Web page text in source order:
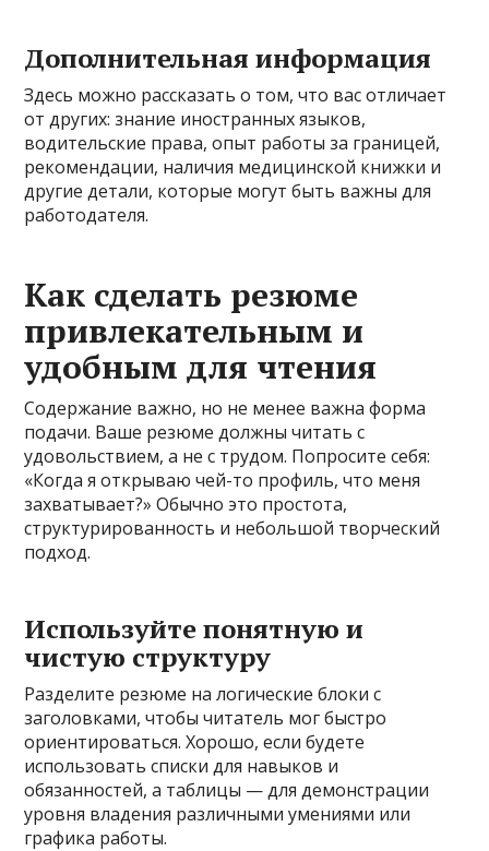
Дополнительная информация
Здесь можно рассказать о том, что вас отличает
от других: знание иностранных языков,
водительские права, опыт работы за границей,
рекомендации, наличия медицинской книжки и
другие детали, которые могут быть важны для
работодателя.
Как сделать резюме
привлекательным и
удобным для чтения
Содержание важно, но не менее важна форма
подачи. Ваше резюме должны читать с
удовольствием, а не с трудом. Попросите себя:
«Когда я открываю чей-то профиль, что меня
захватывает?» Обычно это простота,
структурированность и небольшой творческий
подход.
Используйте понятную и
чистую структуру
Разделите резюме на логические блоки с
заголовками, чтобы читатель мог быстро
ориентироваться. Хорошо, если будете
использовать списки для навыков и
обязанностей, а таблицы — для демонстрации
уровня владения различными умениями или
графика работы.